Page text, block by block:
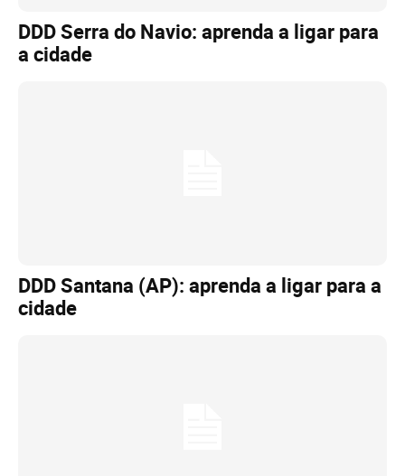
DDD Serra do Navio: aprenda a ligar para
a cidade
DDD Santana (AP): aprenda a ligar para a
cidade